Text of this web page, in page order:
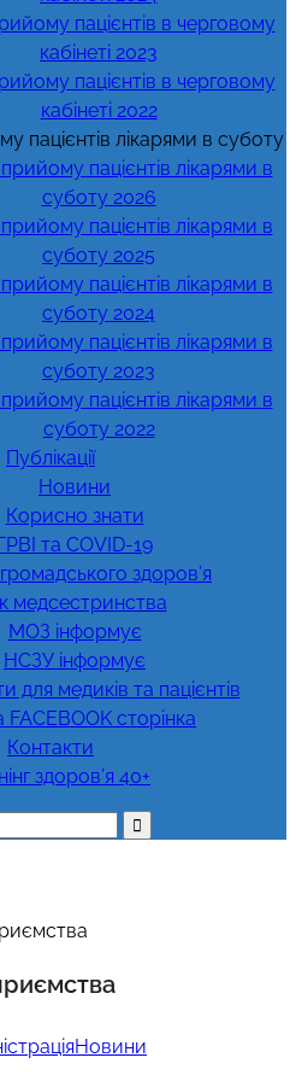
пацієнтів в черговому
кабінеті 2023
пацієнтів в черговому
кабінеті 2022
пацієнтів лікарями в суботу
пацієнтів лікарями в
суботу 2026
пацієнтів лікарями в
суботу 2025
пацієнтів лікарями в
суботу 2024
пацієнтів лікарями в
суботу 2023
пацієнтів лікарями в
суботу 2022
Публікації
Новини
Корисно знати
та COVID-19
здоров’я
медсестринства
МОЗ інформує
НСЗУ інформує
для медиків та пацієнтів
сторінка
Контакти
здоров’я 40+
Новини